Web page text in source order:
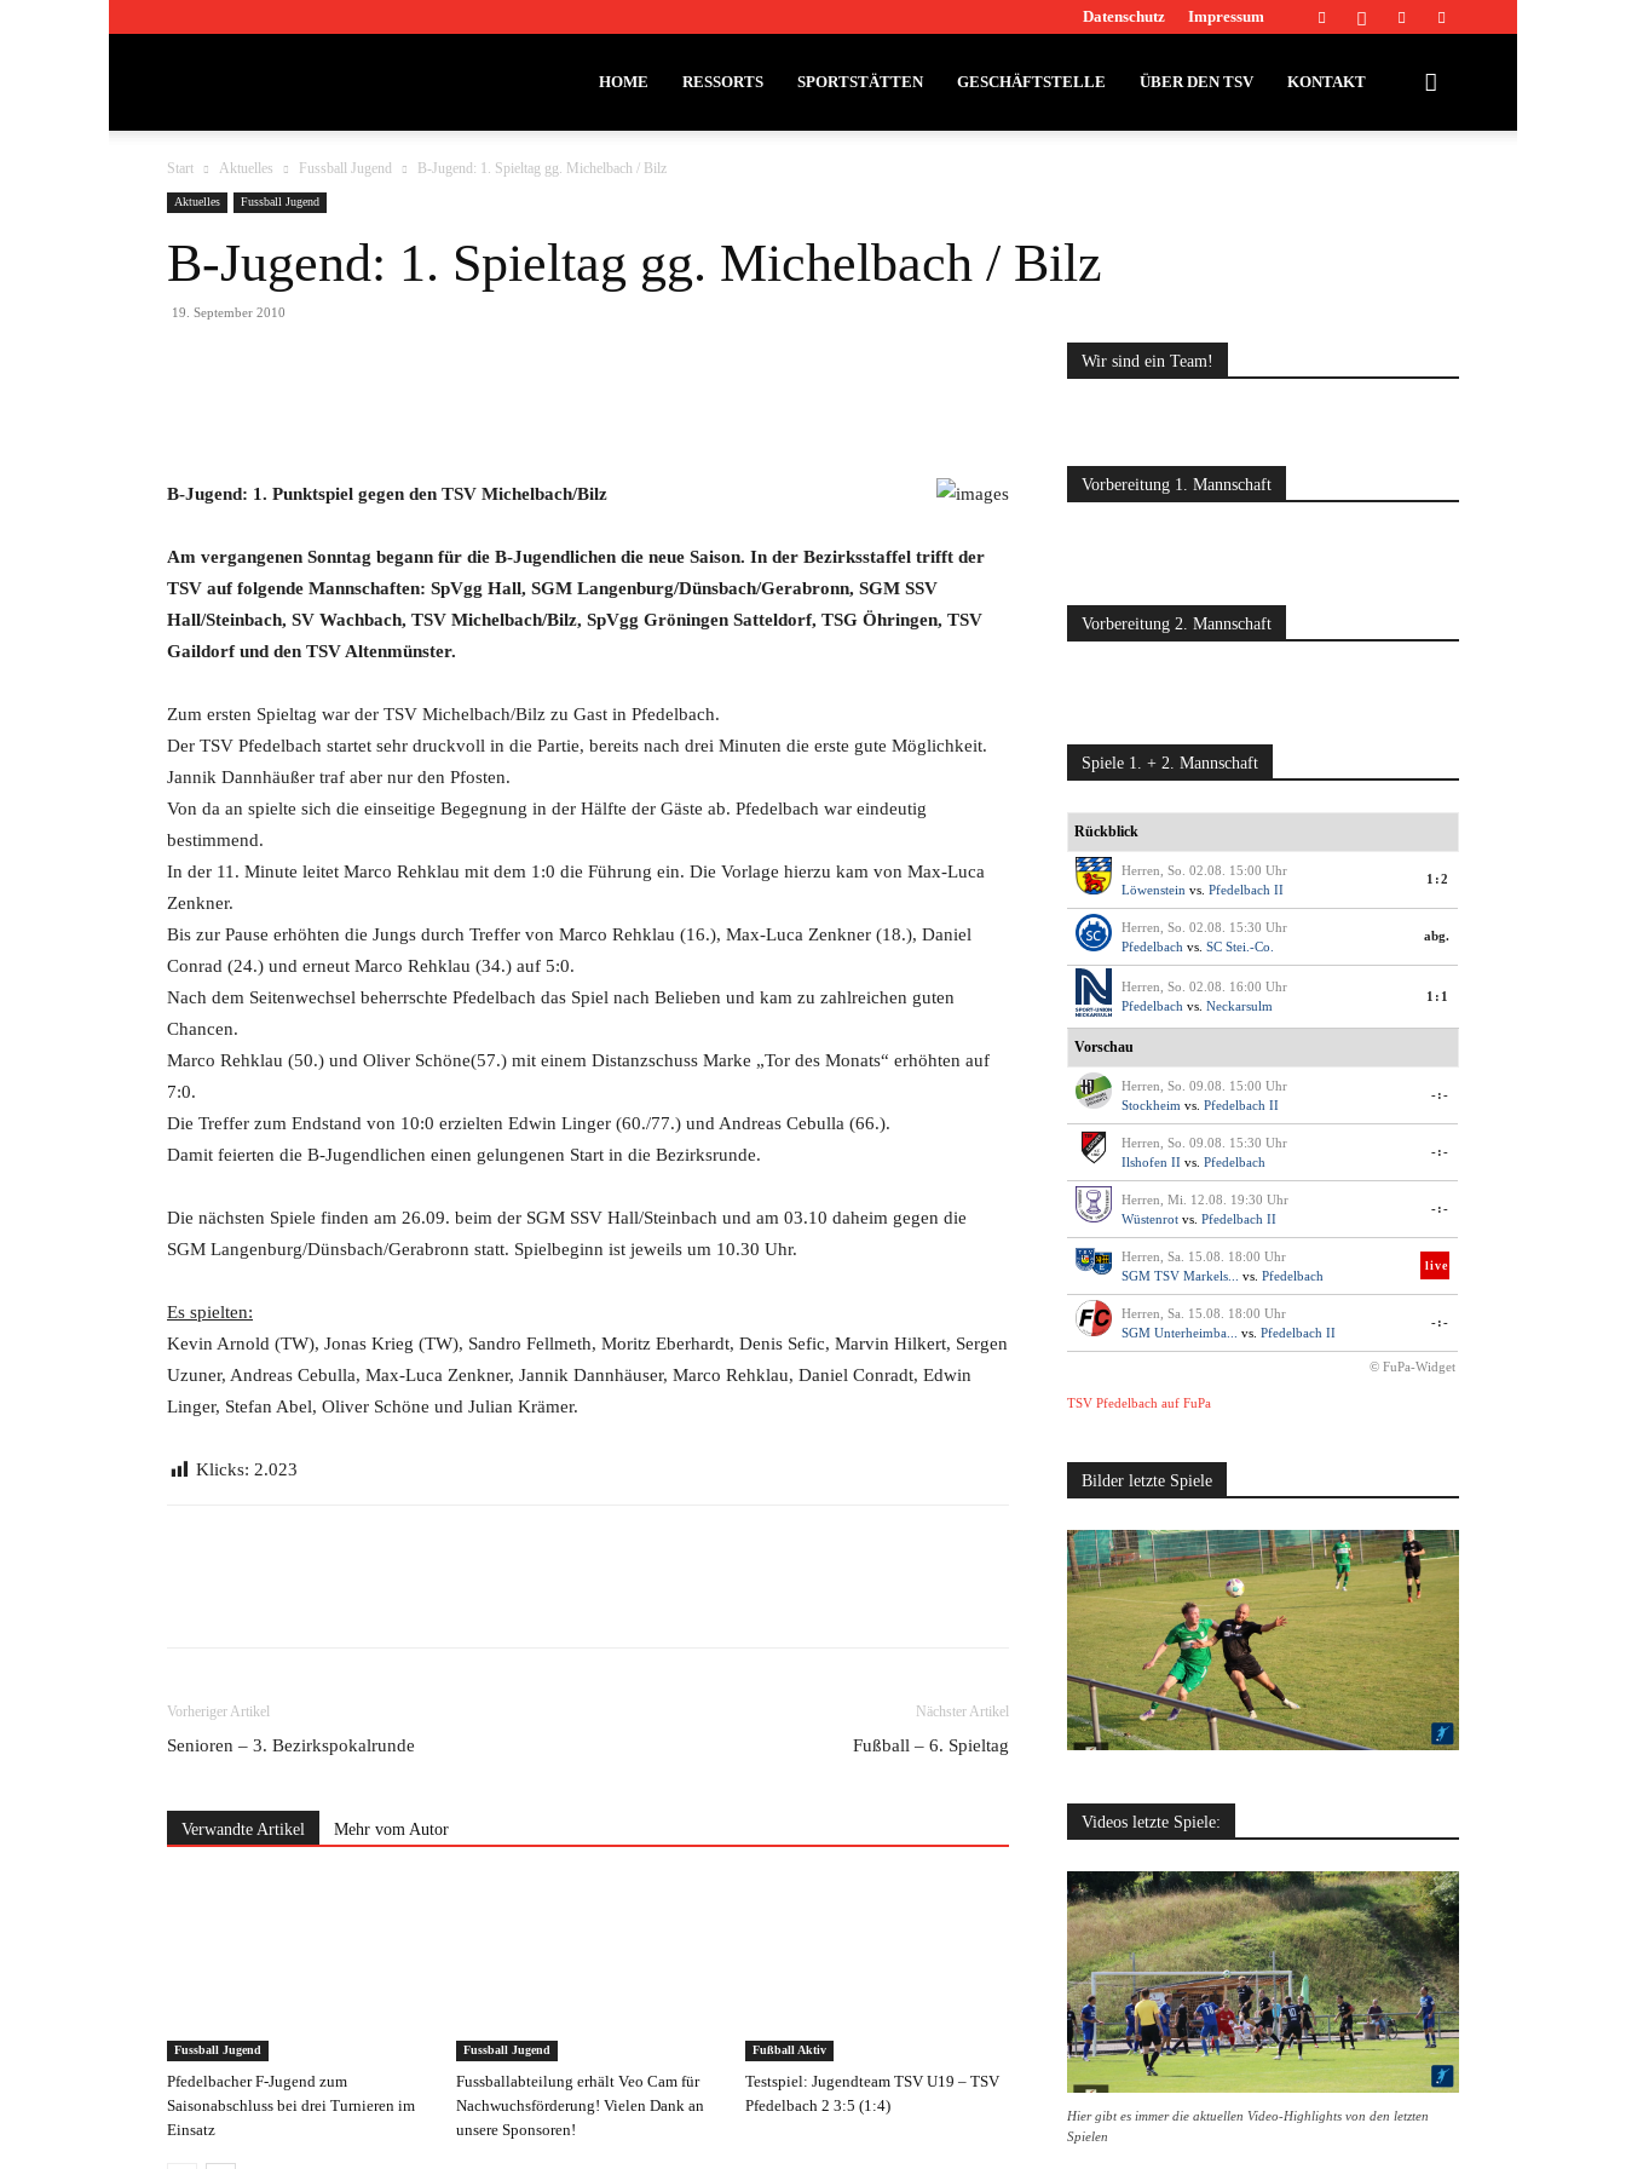
Datenschutz Impressum
Pfedelbach
1911
HOME RESSORTS SPORTSTÄTTEN GESCHÄFTSTELLE ÜBER DEN TSV KONTAKT
Start Aktuelles Fussball Jugend B-Jugend: 1. Spieltag gg. Michelbach / Bilz
Aktuelles Fussball Jugend
B-Jugend: 1. Spieltag gg. Michelbach / Bilz
19. September 2010
B-Jugend: 1. Punktspiel gegen den TSV Michelbach/Bilz
Am vergangenen Sonntag begann für die B-Jugendlichen die neue Saison. In der Bezirksstaffel trifft der
TSV auf folgende Mannschaften: SpVgg Hall, SGM Langenburg/Dünsbach/Gerabronn, SGM SSV
Hall/Steinbach, SV Wachbach, TSV Michelbach/Bilz, SpVgg Gröningen Satteldorf, TSG Öhringen, TSV
Gaildorf und den TSV Altenmünster.
Zum ersten Spieltag war der TSV Michelbach/Bilz zu Gast in Pfedelbach.
Der TSV Pfedelbach startet sehr druckvoll in die Partie, bereits nach drei Minuten die erste gute Möglichkeit.
Jannik Dannhäußer traf aber nur den Pfosten.
Von da an spielte sich die einseitige Begegnung in der Hälfte der Gäste ab. Pfedelbach war eindeutig
bestimmend.
In der 11. Minute leitet Marco Rehklau mit dem 1:0 die Führung ein. Die Vorlage hierzu kam von Max-Luca
Zenkner.
Bis zur Pause erhöhten die Jungs durch Treffer von Marco Rehklau (16.), Max-Luca Zenkner (18.), Daniel
Conrad (24.) und erneut Marco Rehklau (34.) auf 5:0.
Nach dem Seitenwechsel beherrschte Pfedelbach das Spiel nach Belieben und kam zu zahlreichen guten
Chancen.
Marco Rehklau (50.) und Oliver Schöne(57.) mit einem Distanzschuss Marke „Tor des Monats“ erhöhten auf
7:0.
Die Treffer zum Endstand von 10:0 erzielten Edwin Linger (60./77.) und Andreas Cebulla (66.).
Damit feierten die B-Jugendlichen einen gelungenen Start in die Bezirksrunde.
Die nächsten Spiele finden am 26.09. beim der SGM SSV Hall/Steinbach und am 03.10 daheim gegen die
SGM Langenburg/Dünsbach/Gerabronn statt. Spielbeginn ist jeweils um 10.30 Uhr.
Es spielten:
Kevin Arnold (TW), Jonas Krieg (TW), Sandro Fellmeth, Moritz Eberhardt, Denis Sefic, Marvin Hilkert, Sergen
Uzuner, Andreas Cebulla, Max-Luca Zenkner, Jannik Dannhäuser, Marco Rehklau, Daniel Conradt, Edwin
Linger, Stefan Abel, Oliver Schöne und Julian Krämer.
Klicks: 2.023
Vorheriger Artikel
Senioren – 3. Bezirkspokalrunde
Nächster Artikel
Fußball – 6. Spieltag
Verwandte Artikel Mehr vom Autor
Fussball Jugend
Pfedelbacher F-Jugend zum
Saisonabschluss bei drei Turnieren im
Einsatz
Fussball Jugend
Fussballabteilung erhält Veo Cam für
Nachwuchsförderung! Vielen Dank an
unsere Sponsoren!
Fußball Aktiv
Testspiel: Jugendteam TSV U19 – TSV
Pfedelbach 2 3:5 (1:4)
Wir sind ein Team!
Vorbereitung 1. Mannschaft
Vorbereitung 2. Mannschaft
Spiele 1. + 2. Mannschaft
Rückblick
Herren, So. 02.08. 15:00 Uhr
Löwenstein vs. Pfedelbach II
1:2
Herren, So. 02.08. 15:30 Uhr
Pfedelbach vs. SC Stei.-Co.
abg.
Herren, So. 02.08. 16:00 Uhr
Pfedelbach vs. Neckarsulm
1:1
Vorschau
Herren, So. 09.08. 15:00 Uhr
Stockheim vs. Pfedelbach II
-:-
Herren, So. 09.08. 15:30 Uhr
Ilshofen II vs. Pfedelbach
-:-
Herren, Mi. 12.08. 19:30 Uhr
Wüstenrot vs. Pfedelbach II
-:-
Herren, Sa. 15.08. 18:00 Uhr
SGM TSV Markels...
vs. Pfedelbach
live
Herren, Sa. 15.08. 18:00 Uhr
SGM Unterheimba...
vs. Pfedelbach II
-:-
© FuPa-Widget
TSV Pfedelbach auf FuPa
Bilder letzte Spiele
Videos letzte Spiele:
Hier gibt es immer die aktuellen Video-Highlights von den letzten
Spielen